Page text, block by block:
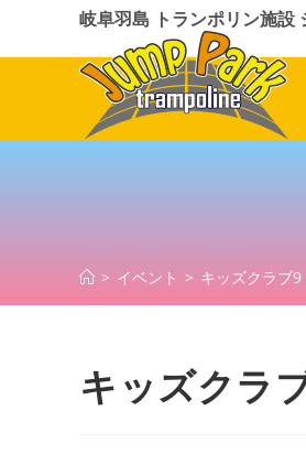
岐阜羽島 トランポリン施設
> イベント > キッズクラブ9
キッズクラ